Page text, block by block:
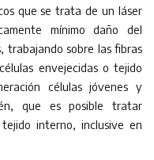
que se trata de un láser
mínimo daño del
trabajando sobre las fibras
envejecidas o tejido
células jóvenes y
que es posible tratar
interno, inclusive en